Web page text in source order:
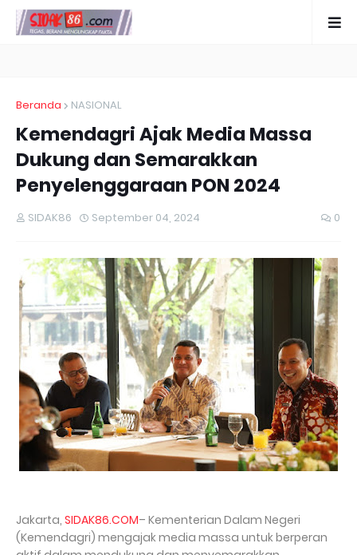
Beranda NASIONAL
Kemendagri Ajak Media Massa
Dukung dan Semarakkan
Penyelenggaraan PON 2024
SIDAK86 September 04, 2024 0
Jakarta, SIDAK86.COM– Kementerian Dalam Negeri
(Kemendagri) mengajak media massa untuk berperan